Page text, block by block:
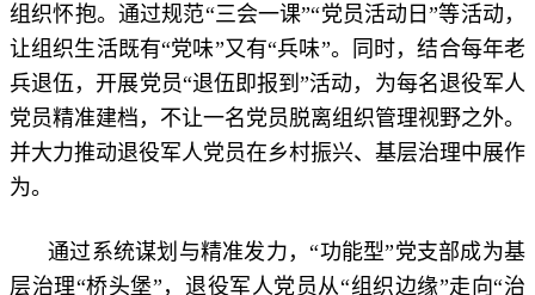
组织怀抱。通过规范“三会一课”“党员活动日”等活动，
让组织生活既有“党味”又有“兵味”。同时，结合每年老
兵退伍，开展党员“退伍即报到”活动，为每名退役军人
党员精准建档，不让一名党员脱离组织管理视野之外。
并大力推动退役军人党员在乡村振兴、基层治理中展作
为。
通过系统谋划与精准发力，“功能型”党支部成为基
层治理“桥头堡”，退役军人党员从“组织边缘”走向“治